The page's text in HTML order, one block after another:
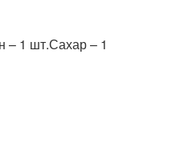
– 1 шт.Сахар – 1